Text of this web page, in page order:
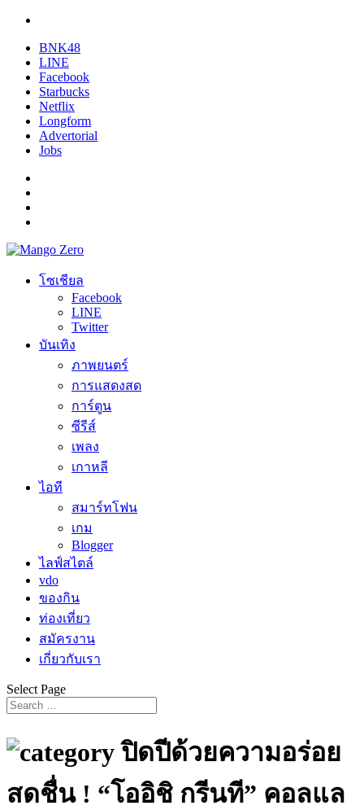
BNK48
LINE
Facebook
Starbucks
Netflix
Longform
Advertorial
Jobs
โซเชียล
Facebook
LINE
Twitter
บันเทิง
ภาพยนตร์
การแสดงสด
การ์ตูน
ซีรีส์
เพลง
เกาหลี
ไอที
สมาร์ทโฟน
เกม
Blogger
ไลฟ์สไตล์
vdo
ของกิน
ท่องเที่ยว
สมัครงาน
เกี่ยวกับเรา
Select Page
ปิดปีด้วยความอร่อย
สดชื่น ! “โออิชิ กรีนที” คอลแล